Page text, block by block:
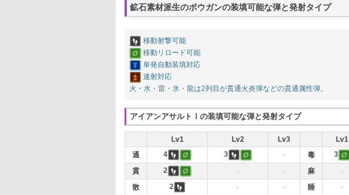
鉱石素材派生のボウガンの装填可能な弾と発射タイプ
移動射撃可能
移動リロード可能
単発自動装填対応
速射対応
火・水・雷・氷・龍は2列目が貫通火炎弾などの貫通属性弾。
アイアンアサルトⅠの装填可能な弾と発射タイプ
Lv1 Lv2 Lv3 Lv1
通
4 3 - 毒 3
貫
2 - - 麻 -
散
2 - - 睡 -